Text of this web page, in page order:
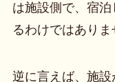
は施設側で、宿
るわけではありま
逆に言えば、施